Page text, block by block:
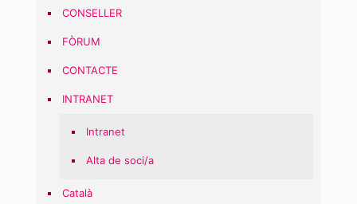
CONSELLER
FÒRUM
CONTACTE
INTRANET
Intranet
Alta de soci/a
Català